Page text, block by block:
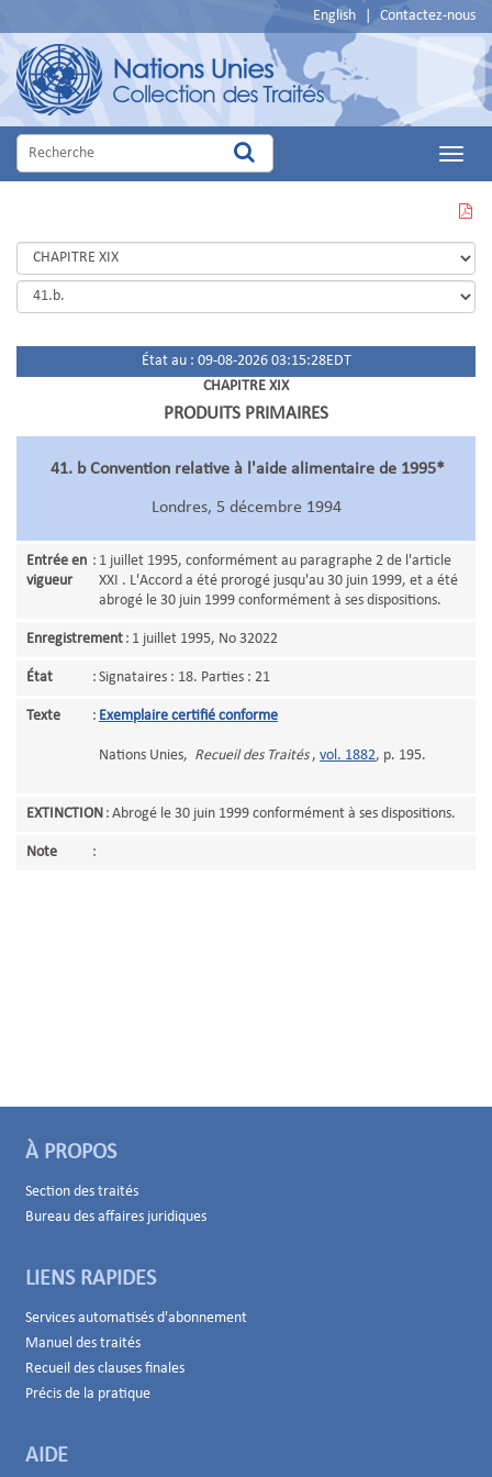
English Contactez-nous
Main
CETTE
PAGE
EN
PDF
État au : 09-08-2026 03:15:28EDT
CHAPITRE XIX
PRODUITS PRIMAIRES
41. b Convention relative à l'aide alimentaire de 1995*
Londres, 5 décembre 1994
Entrée en
vigueur
: 1 juillet 1995, conformément au paragraphe 2 de l'article
XXI . L'Accord a été prorogé jusqu'au 30 juin 1999, et a été
abrogé le 30 juin 1999 conformément à ses dispositions.
Enregistrement : 1 juillet 1995, No 32022
État : Signataires : 18. Parties : 21
Texte : Exemplaire certifié conforme
Nations Unies, Recueil des Traités, vol. 1882, p. 195.
EXTINCTION : Abrogé le 30 juin 1999 conformément à ses dispositions.
Note :
À PROPOS
Section des traités
Bureau des affaires juridiques
LIENS RAPIDES
Services automatisés d'abonnement
Manuel des traités
Recueil des clauses finales
Précis de la pratique
AIDE